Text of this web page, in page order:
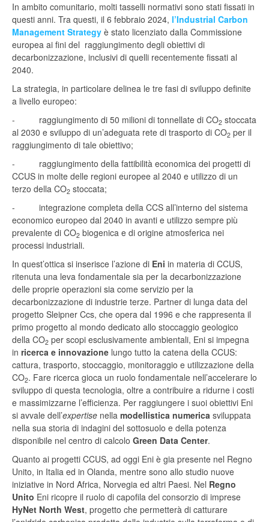
In ambito comunitario, molti tasselli normativi sono stati fissati in
questi anni. Tra questi, il 6 febbraio 2024, l’Industrial Carbon
Management Strategy è stato licenziato dalla Commissione
europea ai fini del raggiungimento degli obiettivi di
decarbonizzazione, inclusivi di quelli recentemente fissati al
2040.
La strategia, in particolare delinea le tre fasi di sviluppo definite
a livello europeo:
- raggiungimento di 50 milioni di tonnellate di CO2 stoccata
al 2030 e sviluppo di un’adeguata rete di trasporto di CO2 per il
raggiungimento di tale obiettivo;
- raggiungimento della fattibilità economica dei progetti di
CCUS in molte delle regioni europee al 2040 e utilizzo di un
terzo della CO2 stoccata;
- integrazione completa della CCS all’interno del sistema
economico europeo dal 2040 in avanti e utilizzo sempre più
prevalente di CO2 biogenica e di origine atmosferica nei
processi industriali.
In quest’ottica si inserisce l’azione di Eni in materia di CCUS,
ritenuta una leva fondamentale sia per la decarbonizzazione
delle proprie operazioni sia come servizio per la
decarbonizzazione di industrie terze. Partner di lunga data del
progetto Sleipner Ccs, che opera dal 1996 e che rappresenta il
primo progetto al mondo dedicato allo stoccaggio geologico
della CO2 per scopi esclusivamente ambientali, Eni si impegna
in ricerca e innovazione lungo tutto la catena della CCUS:
cattura, trasporto, stoccaggio, monitoraggio e utilizzazione della
CO2. Fare ricerca gioca un ruolo fondamentale nell’accelerare lo
sviluppo di questa tecnologia, oltre a contribuire a ridurne i costi
e massimizzarne l’efficienza. Per raggiungere i suoi obiettivi Eni
si avvale dell’expertise nella modellistica numerica sviluppata
nella sua storia di indagini del sottosuolo e della potenza
disponibile nel centro di calcolo Green Data Center.
Quanto ai progetti CCUS, ad oggi Eni è gia presente nel Regno
Unito, in Italia ed in Olanda, mentre sono allo studio nuove
iniziative in Nord Africa, Norvegia ed altri Paesi. Nel Regno
Unito Eni ricopre il ruolo di capofila del consorzio di imprese
HyNet North West, progetto che permetterà di catturare